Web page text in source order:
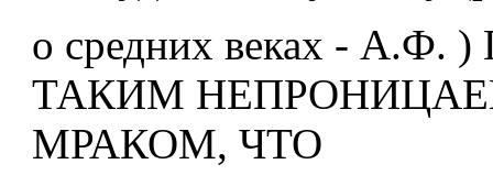
о средних веках -
ТАКИМ
МРАКОМ, ЧТО